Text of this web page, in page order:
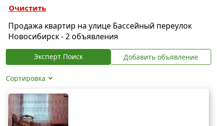
Очистить
Продажа квартир на улице Бассейный переулок
Новосибирск - 2 объявления
Эксперт Поиск Добавить объявление
Сортировка